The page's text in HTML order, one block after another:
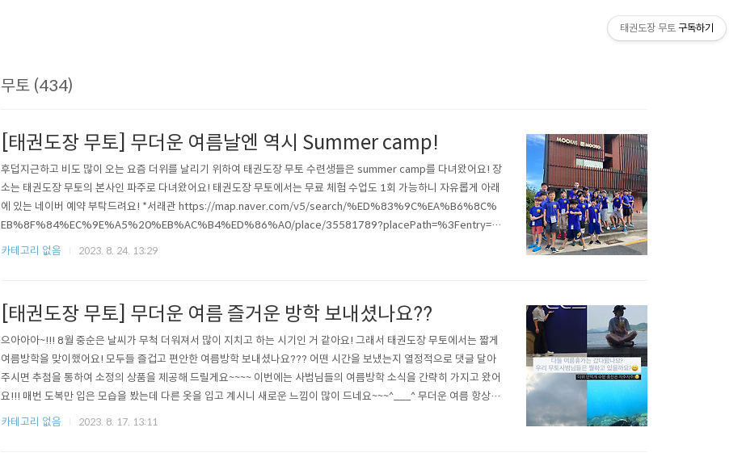
무토 (434)
[태권도장 무토] 무더운 여름날엔 역시 Summer camp!
후덥지근하고 비도 많이 오는 요즘 더위를 날리기 위하여 태권도장 무토 수련생들은 summer camp를 다녀왔어요! 장
소는 태권도장 무토의 본사인 파주로 다녀왔어요! 태권도장 무토에서는 무료 체험 수업도 1회 가능하니 자유롭게 아래
에 있는 네이버 예약 부탁드려요! *서래관 https://map.naver.com/v5/search/%ED%83%9C%EA%B6%8C%
EB%8F%84%EC%9E%A5%20%EB%AC%B4%ED%86%A0/place/35581789?placePath=%3Fentry=pl
l%26from=nx%26fromNxList=true 네이버 지도 태권도장무토 서래관 map.naver.com *서초관 https://map.na
카테고리 없음 2023. 8. 24. 13:29
[태권도장 무토] 무더운 여름 즐거운 방학 보내셨나요??
으아아아~!!! 8월 중순은 날씨가 무척 더워져서 많이 지치고 하는 시기인 거 같아요! 그래서 태권도장 무토에서는 짧게
여름방학을 맞이했어요! 모두들 즐겁고 편안한 여름방학 보내셨나요??? 어떤 시간을 보냈는지 열정적으로 댓글 달아
주시면 추첨을 통하여 소정의 상품을 제공해 드릴게요~~~~ 이번에는 사범님들의 여름방학 소식을 간략히 가지고 왔어
요!!! 매번 도복만 입은 모습을 봤는데 다른 옷을 입고 계시니 새로운 느낌이 많이 드네요~~~^___^ 무더운 여름 항상
건강 유의하시고 즐겁게 또는 편안하게 잘 보내시면 좋겠어요!!! 날이 많이 더우니 이번 포스트는 간략하게 마무리 할
카테고리 없음 2023. 8. 17. 13:11
태권도장 무토 구독하기